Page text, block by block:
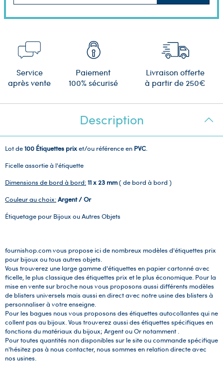
Service
après vente
Paiement
100% sécurisé
Livraison offerte
à partir de 250€
Description
Lot de100 Étiquettes prixet/ou référence en PVC.
Ficelle assortie à l'étiquette
Dimensions de bord à bord:11 x 23 mm( de bord à bord )
Couleur au choix:Argent / Or
Étiquetage pour Bijoux ou Autres Objets
fournishop.com vous propose ici de nombreux modèles d'étiquettes prix
pour bijoux ou tous autres objets.
Vous trouverez une large gamme d'étiquettes en papier cartonné avec
ficelle, le plus classique des étiquettes prix et le plus économique. Pour la
mise en vente sur broche nous vous proposons aussi différents modèles
de blisters universels mais aussi en direct avec notre usine des blisters à
personnaliser à votre enseigne.
Pour les bagues nous vous proposons des étiquettes autocollantes qui ne
collent pas au bijoux. Vous trouverez aussi des étiquettes spécifiques en
fonctions du matériaux du bijoux; Argent ou Or notamment .
Pour toutes quantités non disponibles sur le site ou commande spécifique
n'hésitez pas à nous contacter, nous sommes en relation directe avec
nos usines.